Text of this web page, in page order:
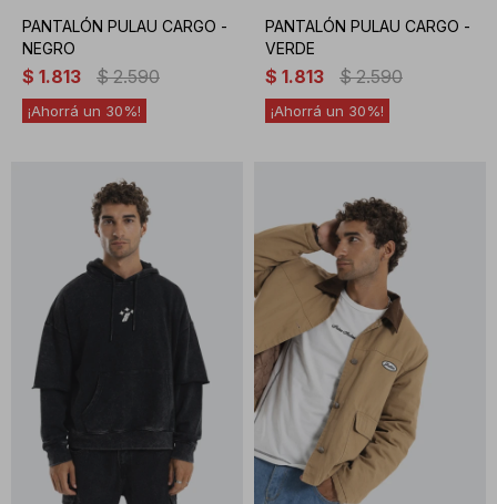
PANTALÓN PULAU CARGO -
NEGRO
$ 1.813 $ 2.590
30
PANTALÓN PULAU CARGO -
VERDE
$ 1.813 $ 2.590
30